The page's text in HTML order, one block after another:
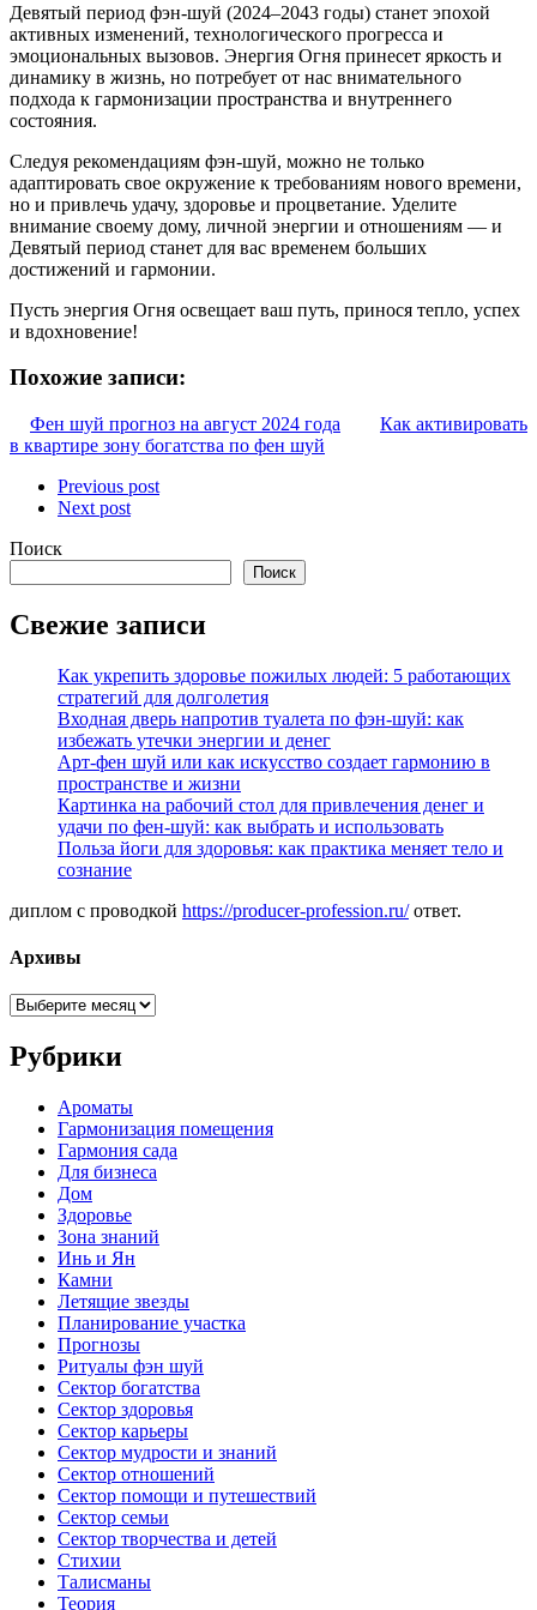
Девятый период фэн-шуй (2024–2043 годы) станет эпохой
активных изменений, технологического прогресса и
эмоциональных вызовов. Энергия Огня принесет яркость и
динамику в жизнь, но потребует от нас внимательного
подхода к гармонизации пространства и внутреннего
состояния.
Следуя рекомендациям фэн-шуй, можно не только
адаптировать свое окружение к требованиям нового времени,
но и привлечь удачу, здоровье и процветание. Уделите
внимание своему дому, личной энергии и отношениям — и
Девятый период станет для вас временем больших
достижений и гармонии.
Пусть энергия Огня освещает ваш путь, принося тепло, успех
и вдохновение!
Похожие записи:
Фен шуй прогноз на август 2024 года
Как активировать
в квартире зону богатства по фен шуй
Previous post
Next post
Поиск
Поиск
Свежие записи
Как укрепить здоровье пожилых людей: 5 работающих
стратегий для долголетия
Входная дверь напротив туалета по фэн-шуй: как
избежать утечки энергии и денег
Арт-фен шуй или как искусство создает гармонию в
пространстве и жизни
Картинка на рабочий стол для привлечения денег и
удачи по фен-шуй: как выбрать и использовать
Польза йоги для здоровья: как практика меняет тело и
сознание
диплом с проводкой https://producer-profession.ru/ответ.
Архивы
Архивы
Рубрики
Ароматы
Гармонизация помещения
Гармония сада
Для бизнеса
Дом
Здоровье
Зона знаний
Инь и Ян
Камни
Летящие звезды
Планирование участка
Прогнозы
Ритуалы фэн шуй
Сектор богатства
Сектор здоровья
Сектор карьеры
Сектор мудрости и знаний
Сектор отношений
Сектор помощи и путешествий
Сектор семьи
Сектор творчества и детей
Стихии
Талисманы
Теория